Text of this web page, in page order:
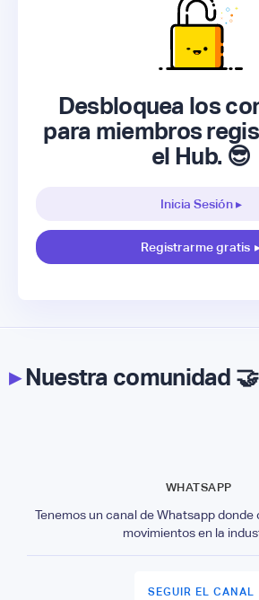
Desbloquea los
para miembros
el Hub. 😎
Inicia Sesión ▸
Registrarme gratis
▸Nuestra comunidad 🤝
WHATSAPP
Tenemos un canal de Whatsapp
movimientos en la
SEGUIR EL CANAL